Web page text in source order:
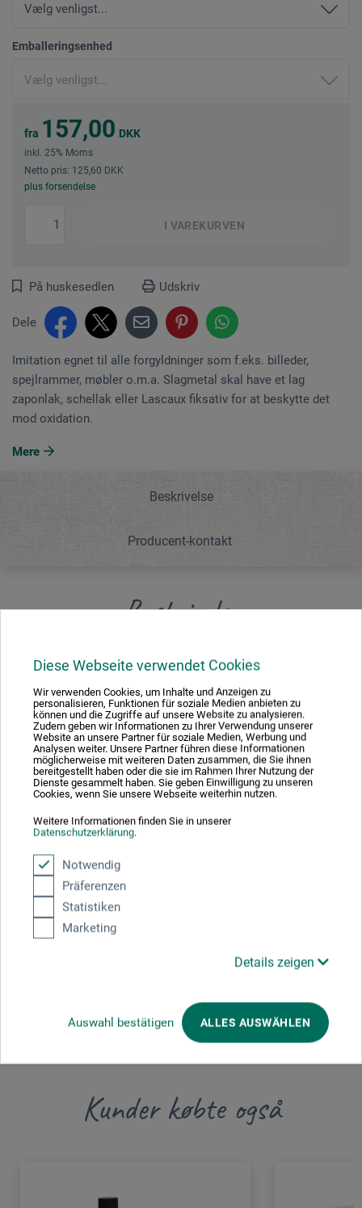
Diese Webseite verwendet Cookies
Wir verwenden Cookies, um Inhalte und Anzeigen zu
personalisieren, Funktionen für soziale Medien anbieten zu
können und die Zugriffe auf unsere Website zu analysieren.
Zudem geben wir Informationen zu Ihrer Verwendung unserer
Website an unsere Partner für soziale Medien, Werbung und
Analysen weiter. Unsere Partner führen diese Informationen
möglicherweise mit weiteren Daten zusammen, die Sie ihnen
bereitgestellt haben oder die sie im Rahmen Ihrer Nutzung der
Dienste gesammelt haben. Sie geben Einwilligung zu unseren
Cookies, wenn Sie unsere Webseite weiterhin nutzen.
Weitere Informationen finden Sie in unserer
Datenschutzerklärung.
Notwendig
Präferenzen
Statistiken
Marketing
Details zeigen
Auswahl bestätigen ALLES AUSWÄHLEN
Emballeringsenhed
fra 157,00 DKK
inkl. 25% Moms
Netto pris: 125,60 DKK
plus forsendelse
I VAREKURVEN
På huskesedlen Udskriv
Dele
Imitation egnet til alle forgyldninger som f.eks. billeder,
spejlrammer, møbler o.m.a. Slagmetal skal have et lag
zaponlak, schellak eller Lascaux fiksativ for at beskytte det
mod oxidation.
Mere
Beskrivelse
Producent-kontakt
Beskrivelse
Imitation egnet til alle forgyldninger som f.eks. billeder,
zaponlak, schellak eller Lascaux fiksativ for at beskytte
det mod oxidation.
Kompositionsguld. Må kun bruges indendørs.
Producent-kontakt
Her finder du producentens kontaktoplysninger for dette
Kunder købte også